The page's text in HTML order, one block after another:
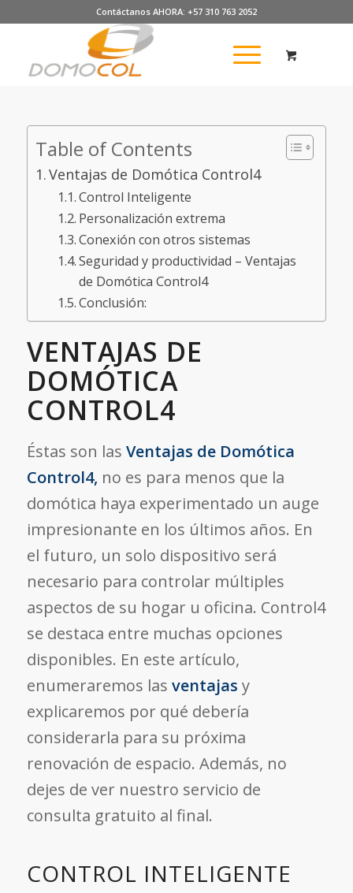
Contáctanos AHORA: +57 310 763 2052
Table of Contents
Ventajas de Domótica Control4
Control Inteligente
Personalización extrema
Conexión con otros sistemas
Seguridad y productividad – Ventajas
de Domótica Control4
Conclusión:
VENTAJAS DE
DOMÓTICA
CONTROL4
Éstas son las Ventajas de Domótica
Control4, no es para menos que la
domótica haya experimentado un auge
impresionante en los últimos años. En
el futuro, un solo dispositivo será
necesario para controlar múltiples
aspectos de su hogar u oficina. Control4
se destaca entre muchas opciones
disponibles. En este artículo,
enumeraremos las ventajas y
explicaremos por qué debería
considerarla para su próxima
renovación de espacio. Además, no
dejes de ver nuestro servicio de
consulta gratuito al final.
CONTROL INTELIGENTE